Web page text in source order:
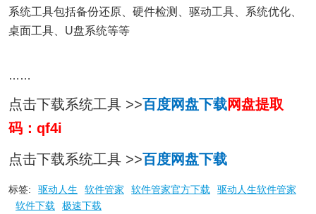
系统工具包括备份还原、硬件检测、驱动工具、系统优化、
桌面工具、U盘系统等等
……
点击下载系统工具 >>百度网盘下载网盘提取
码：qf4i
点击下载系统工具 >>百度网盘下载
标签: 驱动人生 软件管家 软件管家官方下载
驱动人生软件管家
软件下载
极速下载